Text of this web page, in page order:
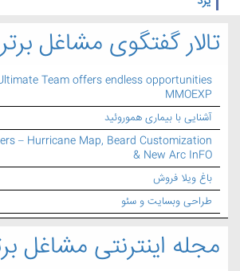
تالار گفتگوی مشاغل برتر
Team offers endless opportunities
MMOEXP
آشنایی با بیماری هموروئید
– Hurricane Map, Beard Customization
& New Arc InFO
باغ ویلا فروش
طراحی وبسایت و سئو
مجله اینترنتی مشاغل